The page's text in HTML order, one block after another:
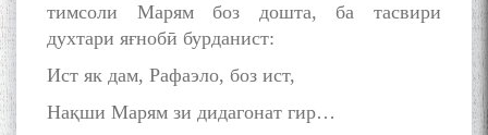
тимсоли Марям боз дошта, ба тасвири
духтари яғнобӣ бурданист:
Ист як дам, Рафаэло, боз ист,
Нақши Марям зи дидагонат гир…